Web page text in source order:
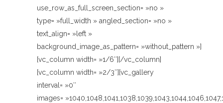
use_row_as_full_screen_section= »no »
type= »full_width » angled_section= »no »
text_align= »left »
background_image_as_pattern= »without_pattern »]
[vc_column width= »1/6″][/vc_column]
[vc_column width= »2/3″][vc_gallery
interval= »0″
images=